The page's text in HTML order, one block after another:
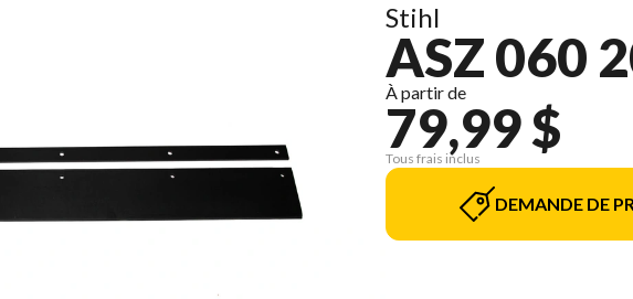
Stihl
ASZ 060
À partir de
79,99 $
Tous frais inclus
DEMANDE DE